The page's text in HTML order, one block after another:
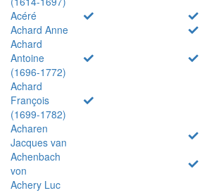
Acéré
Achard Anne
Achard
Antoine
(1696-1772)
Achard
François
(1699-1782)
Acharen
Jacques van
Achenbach
von
Achery Luc